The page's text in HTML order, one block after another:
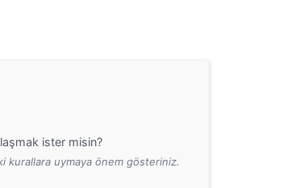
ister misin?
kurallara uymaya önem gösteriniz.